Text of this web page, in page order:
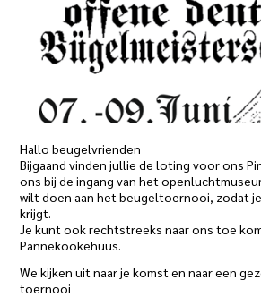
Hallo beugelvrienden
Bijgaand vinden jullie de loting voor ons
ons bij de ingang van het
wilt doen aan het beugeltoernooi, zodat
krijgt.
Je kunt ook rechtstreeks naar ons toe
Pannekookehuus.
We kijken uit naar je komst en naar een
toernooi